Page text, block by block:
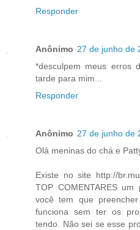
Responder
Anônimo 27 de junho de
*desculpem meus erros
tarde para mim...
Responder
Anônimo 27 de junho de
Olá meninas do chá e
Existe no site http://
TOP COMENTARES
você tem que
funciona sem ter os
tendo. Não sei se esse